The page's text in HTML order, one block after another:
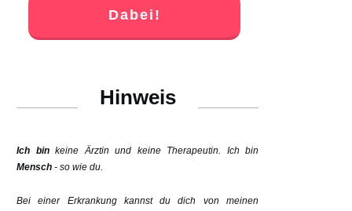
Dabei!
Hinweis
Ich binkeine Ärztin und keine Therapeutin. Ich bin
Mensch - so wie du.
Bei einer Erkrankung kannst du dich von meinen